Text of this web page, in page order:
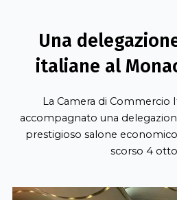
Una
italiane al
La Camera di Commercio
accompagnato una
prestigioso salone
scorso 4